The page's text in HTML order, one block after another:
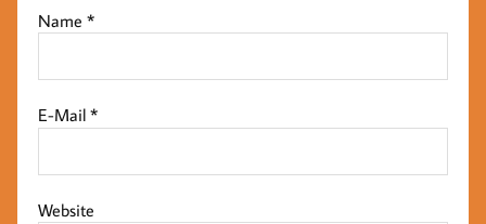
Name*
E-Mail*
Website